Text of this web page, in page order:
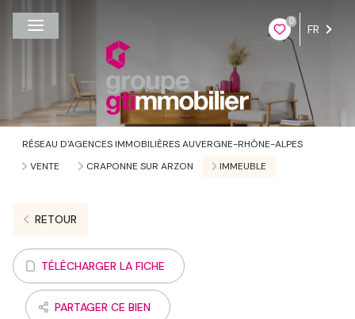
0
FR
RÉSEAU D'AGENCES IMMOBILIÈRES AUVERGNE-RHÔNE-ALPES
VENTE
CRAPONNE SUR ARZON IMMEUBLE
RETOUR
TÉLÉCHARGER LA FICHE
PARTAGER CE BIEN